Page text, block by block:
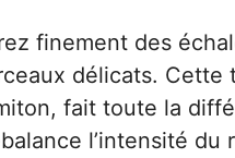
finement des
délicats. Cette
fait toute la
l’intensité du